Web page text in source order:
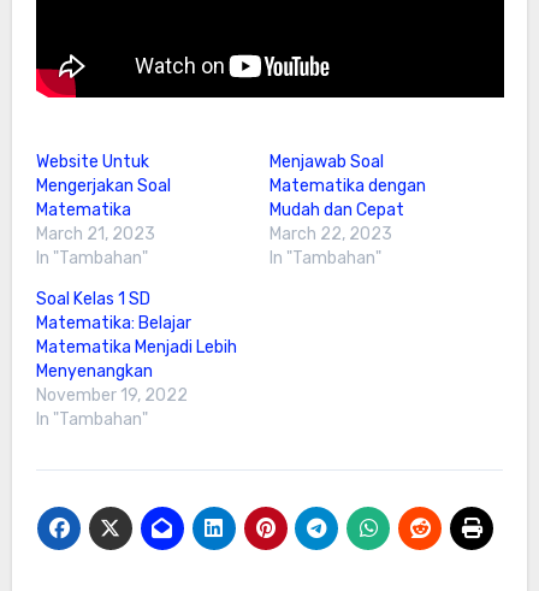
Website Untuk
Mengerjakan Soal
Matematika
March 21, 2023
In "Tambahan"
Menjawab Soal
Matematika dengan
Mudah dan Cepat
March 22, 2023
In "Tambahan"
Soal Kelas 1 SD
Matematika: Belajar
Matematika Menjadi Lebih
Menyenangkan
November 19, 2022
In "Tambahan"